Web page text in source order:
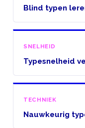
Blind typen
SNELHEID
Typesnelheid
TECHNIEK
Nauwkeurig